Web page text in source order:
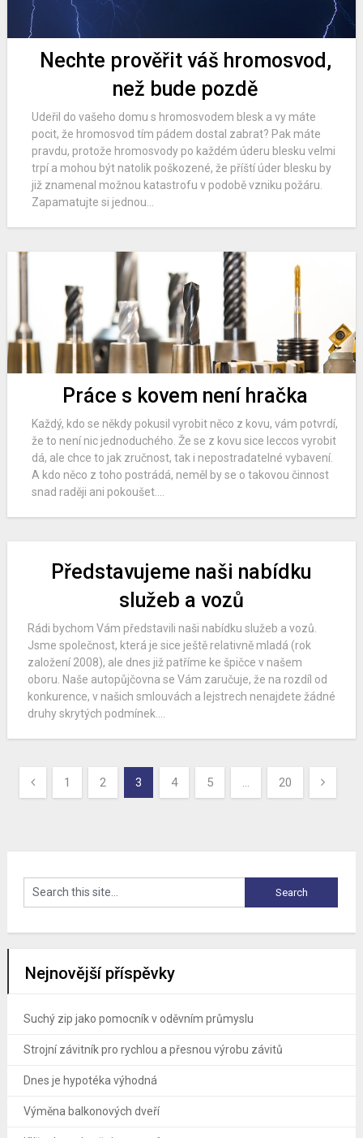
Nechte prověřit váš hromosvod,
než bude pozdě
Udeřil do vašeho domu s hromosvodem blesk a vy máte
pocit, že hromosvod tím pádem dostal zabrat? Pak máte
pravdu, protože hromosvody po každém úderu blesku velmi
trpí a mohou být natolik poškozené, že příští úder blesku by
již znamenal možnou katastrofu v podobě vzniku požáru.
Zapamatujte si jednou...
Práce s kovem není hračka
Každý, kdo se někdy pokusil vyrobit něco z kovu, vám potvrdí,
že to není nic jednoduchého. Že se z kovu sice leccos vyrobit
dá, ale chce to jak zručnost, tak i nepostradatelné vybavení.
A kdo něco z toho postrádá, neměl by se o takovou činnost
snad raději ani pokoušet....
Představujeme naši nabídku
služeb a vozů
Rádi bychom Vám představili naši nabídku služeb a vozů.
Jsme společnost, která je sice ještě relativně mladá (rok
založení 2008), ale dnes již patříme ke špičce v našem
oboru. Naše autopůjčovna se Vám zaručuje, že na rozdíl od
konkurence, v našich smlouvách a lejstrech nenajdete žádné
druhy skrytých podmínek....
Stránkování
1 2 3 4 5 … 20
Nejnovější příspěvky
Suchý zip jako pomocník v oděvním průmyslu
Strojní závitník pro rychlou a přesnou výrobu závitů
Dnes je hypotéka výhodná
Výměna balkonových dveří